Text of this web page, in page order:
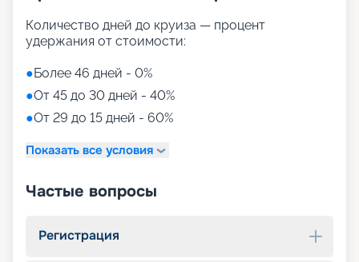
Количество дней до круиза — процент
удержания от стоимости:
●Более 46 дней - 0%
●От 45 до 30 дней - 40%
●От 29 до 15 дней - 60%
Показать все условия
Частые вопросы
Регистрация